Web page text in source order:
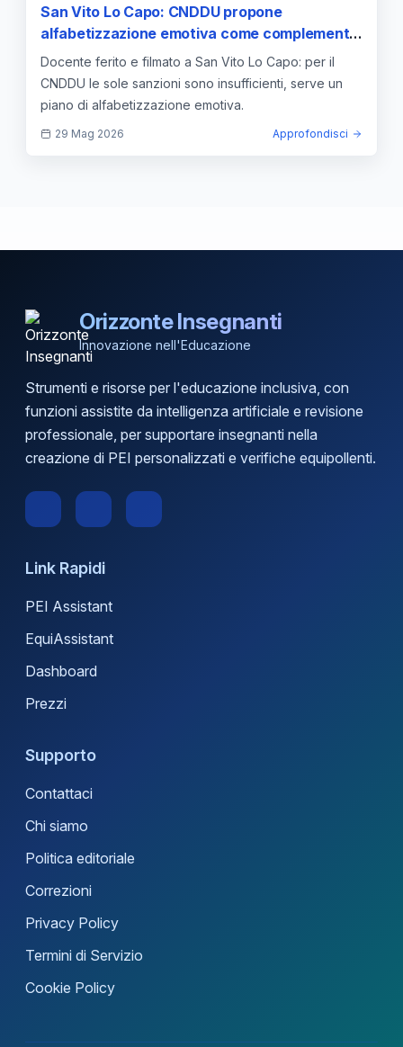
San Vito Lo Capo: CNDDU propone
alfabetizzazione emotiva come complemento
alle sanzioni
Docente ferito e filmato a San Vito Lo Capo: per il
CNDDU le sole sanzioni sono insufficienti, serve un
piano di alfabetizzazione emotiva.
29 Mag 2026 Approfondisci
Orizzonte Insegnanti
Innovazione nell'Educazione
Strumenti e risorse per l'educazione inclusiva, con
funzioni assistite da intelligenza artificiale e revisione
professionale, per supportare insegnanti nella
creazione di PEI personalizzati e verifiche equipollenti.
Link Rapidi
PEI Assistant
EquiAssistant
Dashboard
Prezzi
Supporto
Contattaci
Chi siamo
Politica editoriale
Correzioni
Privacy Policy
Termini di Servizio
Cookie Policy